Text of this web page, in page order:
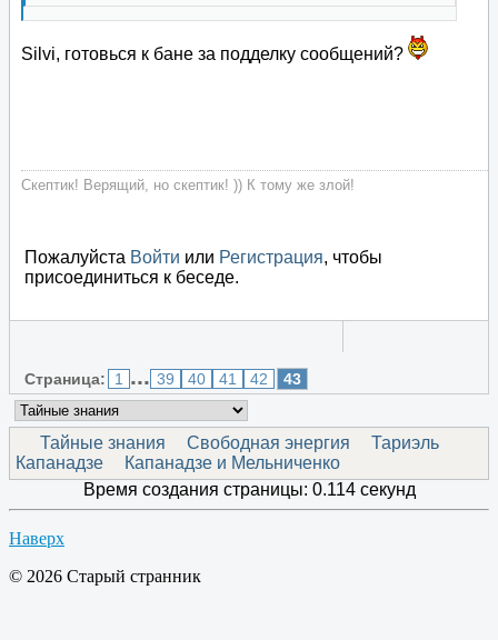
Silvi, готовься к бане за подделку сообщений?
Скептик! Верящий, но скептик! )) К тому же злой!
Пожалуйста Войти или Регистрация, чтобы
присоединиться к беседе.
Страница: 1 ... 39 40 41 42 43
Тайные знания Свободная энергия
Тариэль
Капанадзе
Капанадзе и Мельниченко
Время создания страницы: 0.114 секунд
Наверх
© 2026 Старый странник